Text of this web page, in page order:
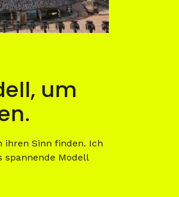
um
ihren Sinn finden. Ich
spannende Modell